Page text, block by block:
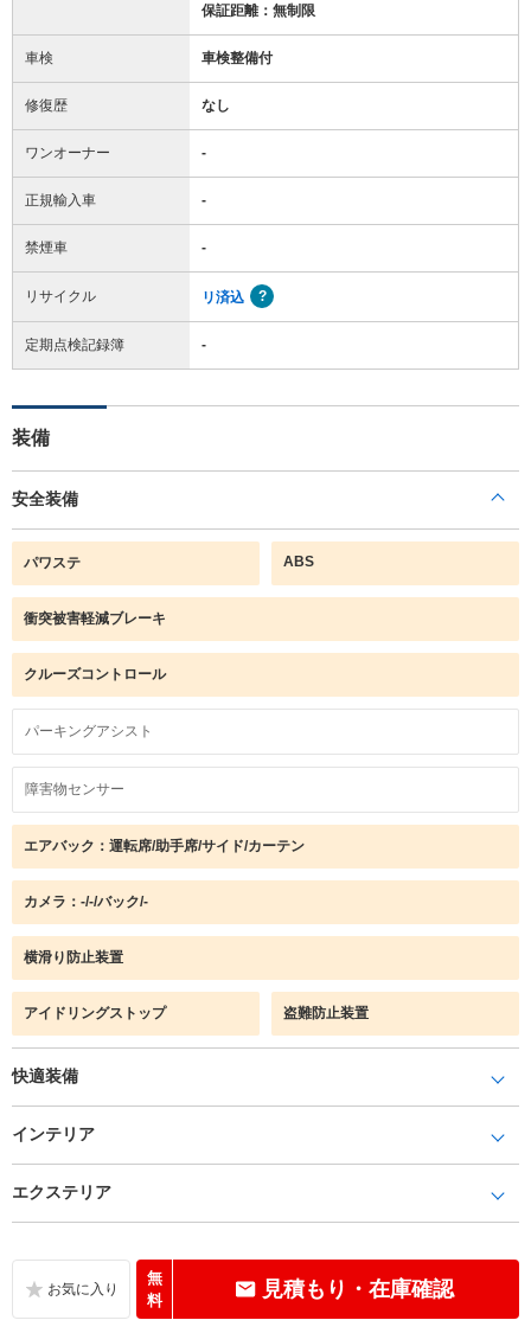
保証距離：無制限
車検 車検整備付
修復歴 なし
ワンオーナー -
正規輸入車 -
禁煙車 -
リサイクル リ済込
定期点検記録簿 -
装備
安全装備
パワステ ABS
衝突被害軽減ブレーキ
クルーズコントロール
パーキングアシスト
障害物センサー
エアバック：運転席/助手席/サイド/カーテン
カメラ：-/-/バック/-
横滑り防止装置
アイドリングストップ 盗難防止装置
快適装備
インテリア
エクステリア
無
料
見積もり・在庫確認